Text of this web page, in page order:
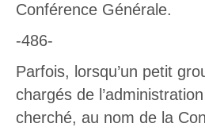
Conférence Générale.
-486-
Parfois, lorsqu’un petit
chargés de
cherché, au nom de la